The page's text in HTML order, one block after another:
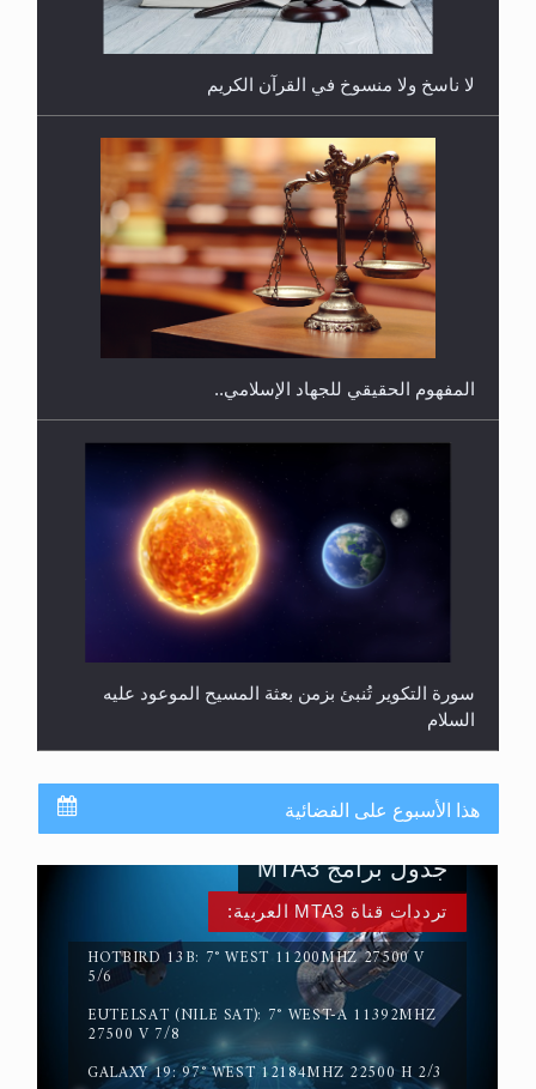
هل يجوز فتح مشروع كوافير نسائي للمحجبات وغير
المحجبات؟
لا ناسخ ولا منسوخ في القرآن الكريم
المفهوم الحقيقي للجهاد الإسلامي..
سورة التكوير تُنبئ بزمن بعثة المسيح الموعود عليه
السلام
حقيقة المسيح الدجال
هذا الأسبوع على الفضائية
ترددات قناة MTA3 العربية:
HOTBIRD 13B: 7° WEST 11200MHZ 27500 V
5/6
EUTELSAT (NILE SAT): 7° WEST-A 11392MHZ
27500 V 7/8
GALAXY 19: 97° WEST 12184MHZ 22500 H 2/3
جدول برامج MTA3